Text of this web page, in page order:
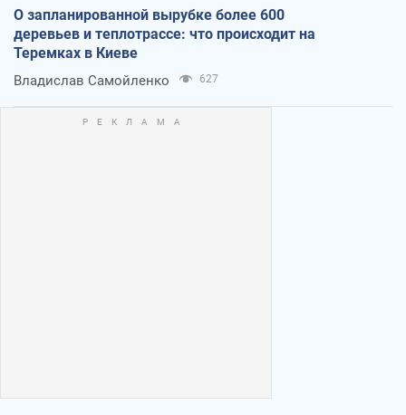
О запланированной вырубке более 600
деревьев и теплотрассе: что происходит на
Теремках в Киеве
Владислав Самойленко 627